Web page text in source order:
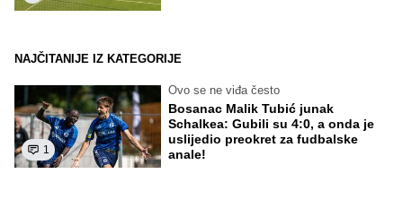
NAJČITANIJE IZ KATEGORIJE
1
Ovo se ne viđa često
Bosanac Malik Tubić junak
Schalkea: Gubili su 4:0, a onda je
uslijedio preokret za fudbalske
anale!